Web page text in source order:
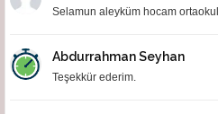
Selamun aleyküm hocam ortaokul
Abdurrahman Seyhan
Teşekkür ederim.